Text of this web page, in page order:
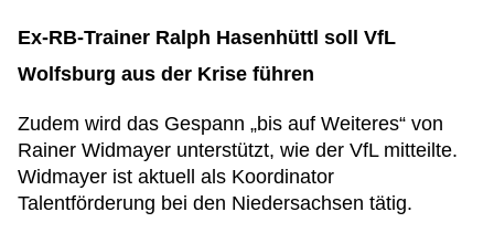
Ex-RB-Trainer Ralph Hasenhüttl soll VfL
Wolfsburg aus der Krise führen
Zudem wird das Gespann „bis auf Weiteres“ von
Rainer Widmayer unterstützt, wie der VfL mitteilte.
Widmayer ist aktuell als Koordinator
Talentförderung bei den Niedersachsen tätig.